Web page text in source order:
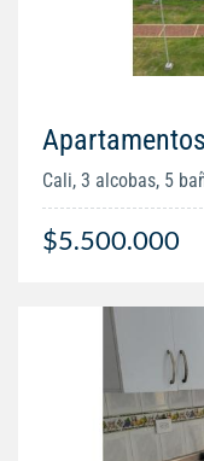
Cali, 3 alcobas, 5
$5.500.000